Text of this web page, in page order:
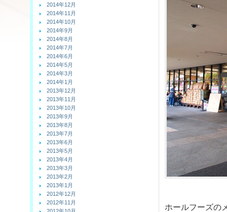
ホールフーズの
2014年12月
2014年11月
2014年10月
2014年9月
2014年8月
2014年7月
2014年6月
2014年5月
2014年3月
2014年1月
2013年12月
2013年11月
2013年10月
2013年9月
2013年8月
2013年7月
2013年6月
2013年5月
2013年4月
2013年3月
2013年2月
2013年1月
2012年12月
2012年11月